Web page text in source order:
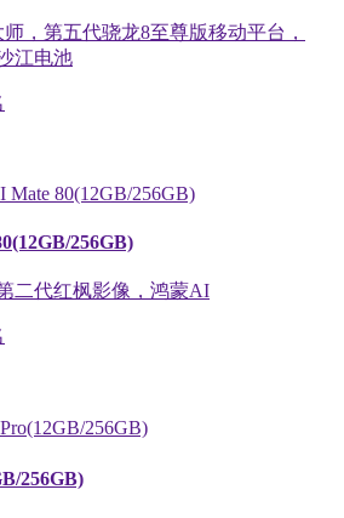
，第五代骁龙8至尊版移动平台，
江电池
256GB)
二代红枫影像，鸿蒙AI
256GB)